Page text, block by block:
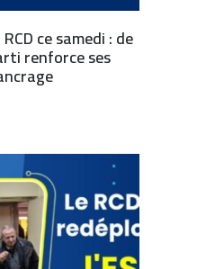
ce samedi : de
renforce ses